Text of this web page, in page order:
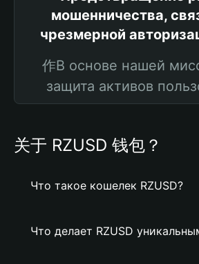
мошенничества,
чрезмерной
作В основе нашей
защита активов
关于 RZUSD 钱包？
Что такое кошелек RZUSD?
Что делает RZUSD